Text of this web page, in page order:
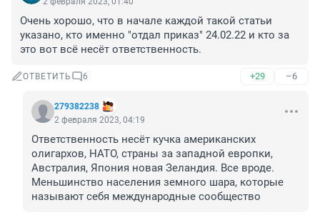
Очень хорошо, что в начале каждой такой статьи
указано, кто именно "отдал приказ" 24.02.22 и кто за
это вот всё несёт ответственность.
ОТВЕТИТЬ 6 +29 –6
279382238
2 февраля 2023, 04:19
Ответственность несёт кучка американских
олигархов, НАТО, страны за западной европки,
Австралия, Япония новая Зеландия. Все вроде.
Меньшинство населения земного шара, которые
называют себя международные сообщество